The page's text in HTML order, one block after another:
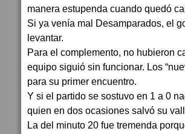
manera estupenda cuando quedó
Si ya venía mal Desamparados, el
levantar.
Para el complemento, no hubieron
equipo siguió sin funcionar. Los
para su primer encuentro.
Y si el partido se sostuvo en 1 a 0
quien en dos ocasiones salvó su
La del minuto 20 fue tremenda